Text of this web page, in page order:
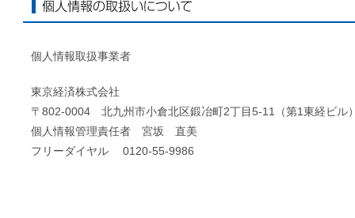
個人情報取扱事業者
東京経済株式会社
〒802-0004 北九州市小倉北区鍛冶町2丁目5-11（第1東経ビル
個人情報管理責任者 宮坂 直美
フリーダイヤル 0120-55-9986